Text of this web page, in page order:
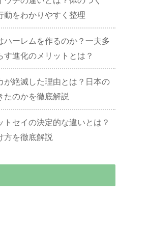
動をわかりやすく整理
ハーレムを作るのか？一夫多
す進化のメリットとは？
が絶滅した理由とは？日本の
たのかを徹底解説
トセイの決定的な違いとは？
方を徹底解説